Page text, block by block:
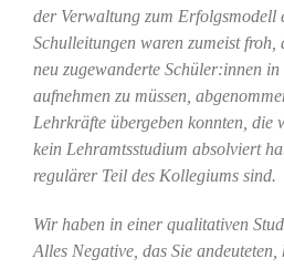
der Verwaltung zum
Schulleitungen waren zumeist froh,
neu zugewanderte Schüler:innen
aufnehmen zu müssen,
Lehrkräfte übergeben konnten, die
kein Lehramtsstudium absolviert
regulärer Teil des Kollegiums sind.
Wir haben in einer qualitativen
Alles Negative, das Sie